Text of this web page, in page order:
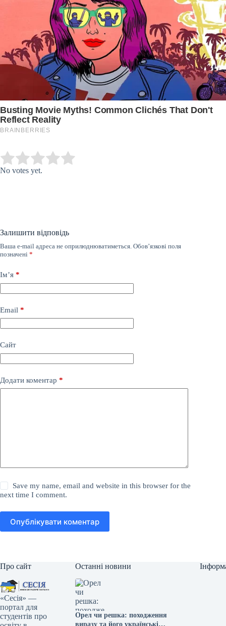
Rate this item:
No votes yet.
Залишити відповідь
Ваша e-mail адреса не оприлюднюватиметься. Обов’язкові поля
позначені *
Ім’я *
Email *
Сайт
Додати коментар *
Save my name, email and website in this browser for the
next time I comment.
Опублікувати коментар
Про сайт
«Сесія» —
портал для
студентів про
Останні новини
Орел чи решка: походження
виразу та його українські